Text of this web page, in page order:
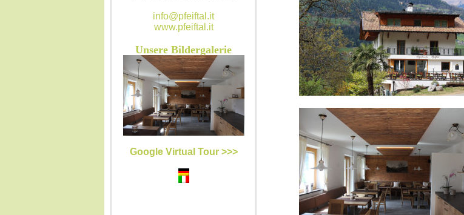
info@pfeiftal.it
www.pfeiftal.it
Unsere Bildergalerie
Google Virtual Tour >>>